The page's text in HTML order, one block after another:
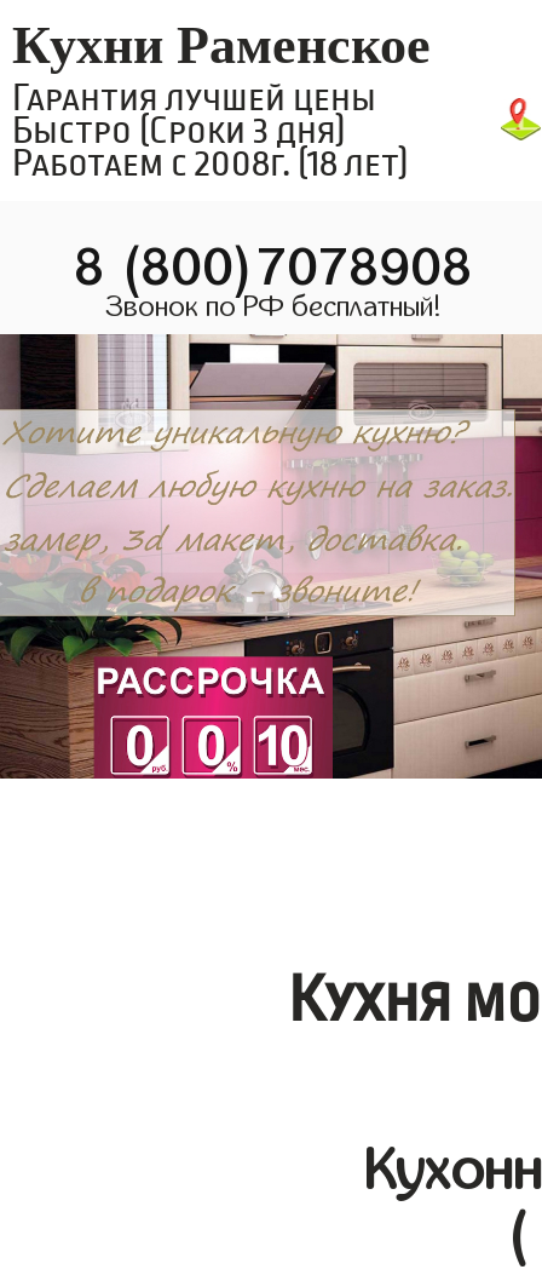
Кухни Раменское
Гарантия лучшей цены
Быстро (Сроки 3 дня)
Работаем с 2008г. (18 лет)
8 (800)7078908
Звонок по РФ бесплатный!
Кухня
(